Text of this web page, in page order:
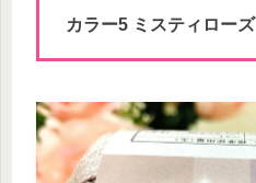
カラー5 ミスティローズ